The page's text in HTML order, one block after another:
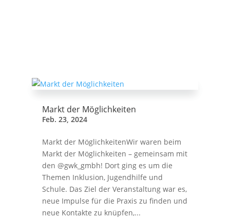
Markt der Möglichkeiten
Feb. 23, 2024
Markt der MöglichkeitenWir waren beim
Markt der Möglichkeiten – gemeinsam mit
den @gwk_gmbh! Dort ging es um die
Themen Inklusion, Jugendhilfe und
Schule. Das Ziel der Veranstaltung war es,
neue Impulse für die Praxis zu finden und
neue Kontakte zu knüpfen,...